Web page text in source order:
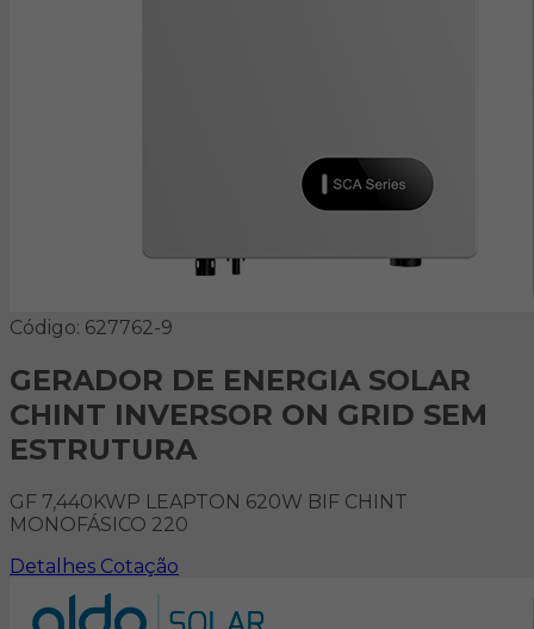
Código: 627762-9
GERADOR DE ENERGIA SOLAR
CHINT INVERSOR ON GRID SEM
ESTRUTURA
GF 7,440KWP LEAPTON 620W BIF CHINT
MONOFÁSICO 220
Detalhes Cotação